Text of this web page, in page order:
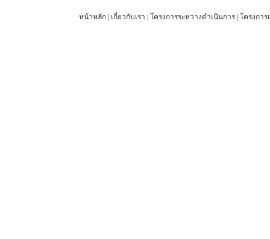
หน้าหลัก เกี่ยวกับเรา โครงการระหว่างดำเนินการ โครงการ